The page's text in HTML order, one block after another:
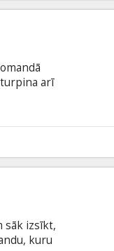
arī
- viņa
nav
sāk izsīkt,
kuru